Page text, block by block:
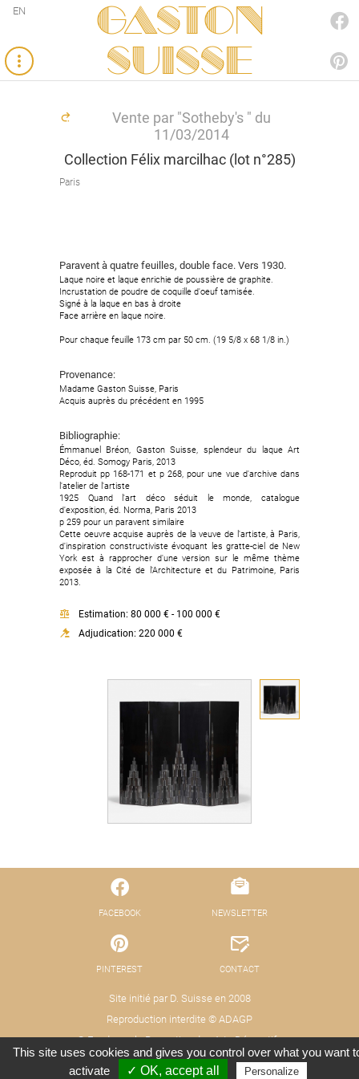
Gaston
SUISSE
EN
Vente par "Sotheby's " du
11/03/2014
Collection Félix marcilhac (lot n°285)
Paris
Paravent à quatre feuilles, double face. Vers 1930.
Laque noire et laque enrichie de poussière de graphite.
Incrustation de poudre de coquille d'oeuf tamisée.
Signé à la laque en bas à droite
Face arrière en laque noire.
Pour chaque feuille 173 cm par 50 cm. (19 5/8 x 68 1/8 in.)
Provenance:
Madame Gaston Suisse, Paris
Acquis auprès du précédent en 1995
Bibliographie:
Émmanuel Bréon, Gaston Suisse, splendeur du laque Art
Déco, éd. Somogy Paris, 2013
Reproduit pp 168-171 et p 268, pour une vue d'archive dans
l'atelier de l'artiste
1925 Quand l'art déco séduit le monde, catalogue
d'exposition, éd. Norma, Paris 2013
p 259 pour un paravent similaire
Cette oeuvre acquise auprès de la veuve de l'artiste, à Paris,
d'inspiration constructiviste évoquant les gratte-ciel de New
York est à rapprocher d'une version sur le même thème
exposée à la Cité de l'Architecture et du Patrimoine, Paris
2013.
Estimation: 80 000 € - 100 000 €
Adjudication: 220 000 €
FACEBOOK
PINTEREST
Site initié par D. Suisse en 2008
Reproduction interdite © ADAGP
© Fond pour la Promotion des Arts Décoratifs
NEWSLETTER
CONTACT
Mentions légales - Protection des données Crédits : Xooloop Studio
This site uses cookies and gives you control over what you want
activate
✓ OK, accept all Personalize